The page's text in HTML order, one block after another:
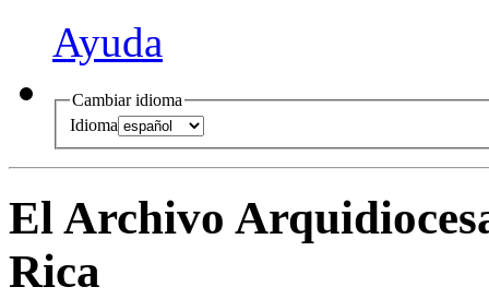
Ayuda
Cambiar idioma
Idioma
El Archivo
Rica